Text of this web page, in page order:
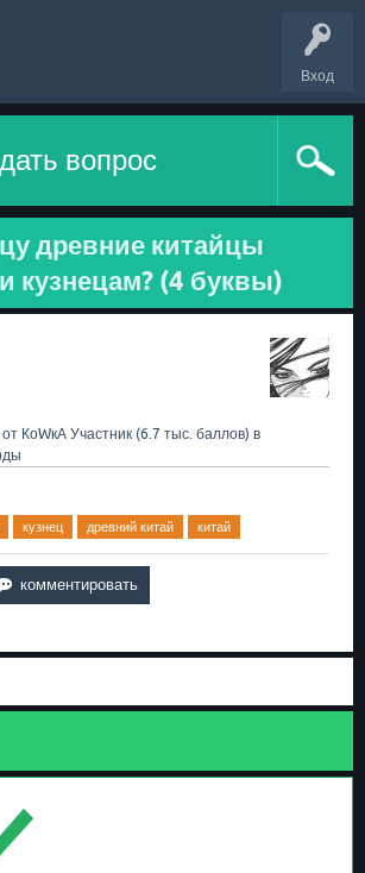
Вход
вопрос
древние китайцы
кузнецам? (4 буквы)
от КоWкА Участник (6.7 тыс. баллов) в
кузнец древний китай китай